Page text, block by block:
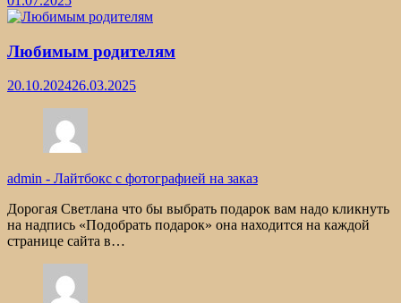
Любимым родителям
20.10.202426.03.2025
admin - Лайтбокс с фотографией на заказ
Дорогая Светлана что бы выбрать подарок вам надо кликнуть
на надпись «Подобрать подарок» она находится на каждой
странице сайта в…